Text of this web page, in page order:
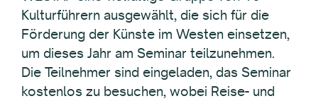
Kulturführern ausgewählt, die sich für die
Förderung der Künste im Westen einsetzen,
um dieses Jahr am Seminar teilzunehmen.
Die Teilnehmer sind eingeladen, das Seminar
kostenlos zu besuchen, wobei Reise- und